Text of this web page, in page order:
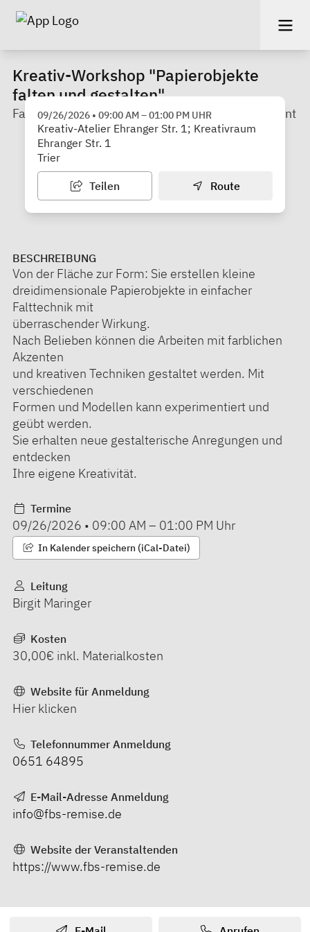
Kreativ-Workshop "Papierobjekte
falten und gestalten"
Familienbildungsstätte Remise Trier-Ehrang/Quint
09/26/2026 • 09:00 AM–01:00 PM UHR
Kreativ-Atelier Ehranger Str. 1; Kreativraum
Ehranger Str. 1
Trier
Teilen Route
BESCHREIBUNG
Von der Fläche zur Form: Sie erstellen kleine
dreidimensionale Papierobjekte in einfacher
Falttechnik mit
überraschender Wirkung.
Nach Belieben können die Arbeiten mit farblichen
Akzenten
und kreativen Techniken gestaltet werden. Mit
verschiedenen
Formen und Modellen kann experimentiert und
geübt werden.
Sie erhalten neue gestalterische Anregungen und
entdecken
Ihre eigene Kreativität.
Termine
09/26/2026 • 09:00 AM – 01:00 PM Uhr
In Kalender speichern (iCal-Datei)
Leitung
Birgit Maringer
Kosten
30,00€ inkl. Materialkosten
Website für Anmeldung
Hier klicken
Telefonnummer Anmeldung
0651 64895
E-Mail-Adresse Anmeldung
info@fbs-remise.de
Website der Veranstaltenden
https://www.fbs-remise.de